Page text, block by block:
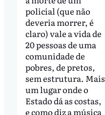
policial (que não
deveria morrer, é
claro) vale a vida de
20 pessoas de uma
comunidade de
pobres, de pretos,
sem estrutura. Mais
um lugar onde o
Estado dá as costas,
e como diz a música